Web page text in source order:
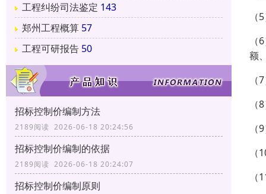
工程纠纷司法鉴定 143
郑州工程概算 57
工程可研报告 50
招标控制价编制方法
2189阅读 2026-06-18 20:24:56
招标控制价编制的依据
2189阅读 2026-06-18 20:24:07
招标控制价编制原则
额